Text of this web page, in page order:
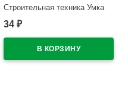
Строительная техника Умка
арт.978-5-506-09051-9
34 ₽